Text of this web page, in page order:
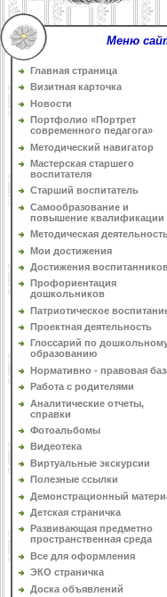
Меню
Главная страница
Визитная карточка
Новости
Портфолио «Портрет
современного педагога»
Методический навигатор
Мастерская старшего
воспитателя
Старший воспитатель
Самообразование и
повышение квалификации
Методическая
Мои достижения
Достижения
Профориентация
дошкольников
Патриотическое
Проектная деятельность
Глоссарий по
образованию
Нормативно - правовая
Работа с родителями
Аналитические отчеты,
справки
Фотоальбомы
Видеотека
Виртуальные экскурсии
Полезные ссылки
Демонстрационный
Детская страничка
Развивающая предметно
пространственная среда
Все для оформления
ЭКО страничка
Доска объявлений